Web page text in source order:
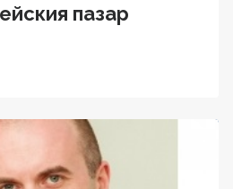
пазар